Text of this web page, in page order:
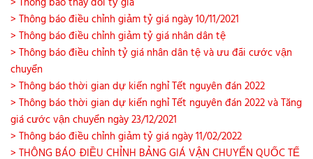
> Thông báo điều chỉnh giảm tỷ giá ngày 10/11/2021
> Thông báo điều chỉnh giảm tỷ giá nhân dân tệ
> Thông báo điều chỉnh tỷ giá nhân dân tệ và ưu đãi cước vận
chuyển
> Thông báo thời gian dự kiến nghỉ Tết nguyên đán 2022
> Thông báo thời gian dự kiến nghỉ Tết nguyên đán 2022 và Tăng
giá cước vận chuyển ngày 23/12/2021
> Thông báo điều chỉnh giảm tỷ giá ngày 11/02/2022
> THÔNG BÁO ĐIỀU CHỈNH BẢNG GIÁ VẬN CHUYỂN QUỐC TẾ